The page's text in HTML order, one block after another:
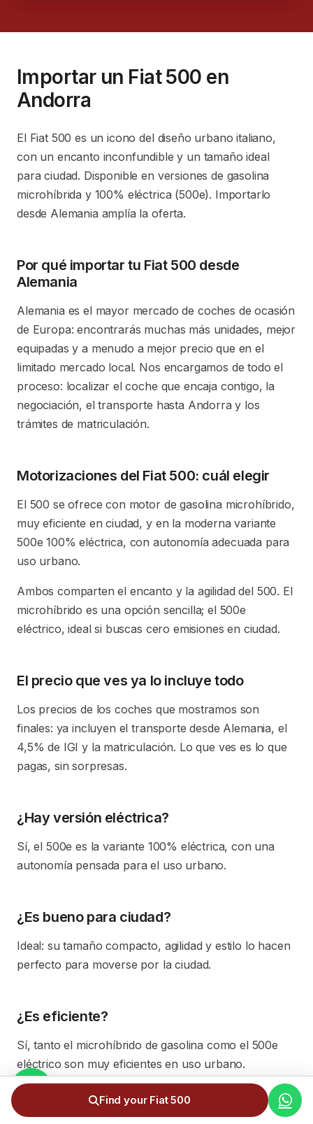
Importar un Fiat 500 en
Andorra
El Fiat 500 es un icono del diseño urbano italiano,
con un encanto inconfundible y un tamaño ideal
para ciudad. Disponible en versiones de gasolina
microhíbrida y 100% eléctrica (500e). Importarlo
desde Alemania amplía la oferta.
Por qué importar tu Fiat 500 desde
Alemania
Alemania es el mayor mercado de coches de ocasión
de Europa: encontrarás muchas más unidades, mejor
equipadas y a menudo a mejor precio que en el
limitado mercado local. Nos encargamos de todo el
proceso: localizar el coche que encaja contigo, la
negociación, el transporte hasta Andorra y los
trámites de matriculación.
Motorizaciones del Fiat 500: cuál elegir
El 500 se ofrece con motor de gasolina microhíbrido,
muy eficiente en ciudad, y en la moderna variante
500e 100% eléctrica, con autonomía adecuada para
uso urbano.
Ambos comparten el encanto y la agilidad del 500. El
microhíbrido es una opción sencilla; el 500e
eléctrico, ideal si buscas cero emisiones en ciudad.
El precio que ves ya lo incluye todo
Los precios de los coches que mostramos son
finales: ya incluyen el transporte desde Alemania, el
4,5% de IGI y la matriculación. Lo que ves es lo que
pagas, sin sorpresas.
¿Hay versión eléctrica?
Sí, el 500e es la variante 100% eléctrica, con una
autonomía pensada para el uso urbano.
¿Es bueno para ciudad?
Ideal: su tamaño compacto, agilidad y estilo lo hacen
perfecto para moverse por la ciudad.
¿Es eficiente?
Sí, tanto el microhíbrido de gasolina como el 500e
eléctrico son muy eficientes en uso urbano.
¿El precio incluye todos los gastos?
Find your Fiat 500